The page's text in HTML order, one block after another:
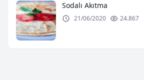
Sodalı Akıtma
21/06/2020 24.867